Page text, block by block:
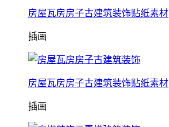
房屋瓦房房子古建筑装饰贴纸素材
插画
房屋瓦房房子古建筑装饰贴纸素材
插画